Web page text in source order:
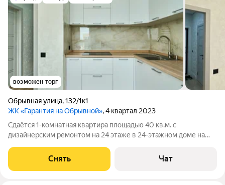
возможен торг
Обрывная улица,132/1к1
ЖК «Гарантия на Обрывной», 4 квартал 2023
Сдаётся 1-комнатная квартира площадью 40 кв.м. с
дизайнерским ремонтом на 24 этаже в 24-этажном доме на
Стиральная машина Холодильник Кондиционер
Микроволновка Дом - кирпичный, окна
Снять Чат